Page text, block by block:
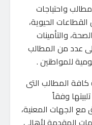
واحتياجات
الحيوية،
والتأمينات
عدد من المطالب
للمواطنين .
المطالب التى
وفقاً
مع الجهات المعنية،